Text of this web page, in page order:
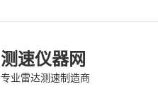
测速仪器网
专业雷达测速制造商